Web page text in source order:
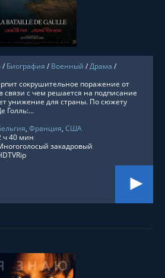
/ Биография / Военный /Драма /
сокрушительное поражение от
связи с чем решается на подписание
унижение для страны. По сюжету
Голль:...
, Франция, США
ч 40 мин
закадровый